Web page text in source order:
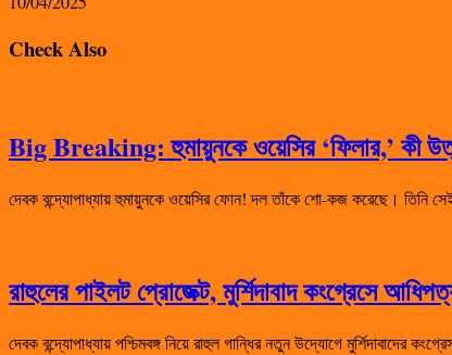
Check Also
Big Breaking: হুমায়ুনকে ওয়েসির ‘ফিলার,’ কী
দেবক বন্দ্যোপাধ্যায় হুমায়ুনকে ওয়েসির ফোন! দল তাঁকে শো-কজ করেছে।
রাহুলের পাইলট প্রোজেক্ট, মুর্শিদাবাদ কংগ্রেসে
দেবক বন্দ্যোপাধ্যায় পশ্চিমবঙ্গ নিয়ে রাহুল গান্ধির নতুন উদ্যোগে মুর্শিদাবাদের